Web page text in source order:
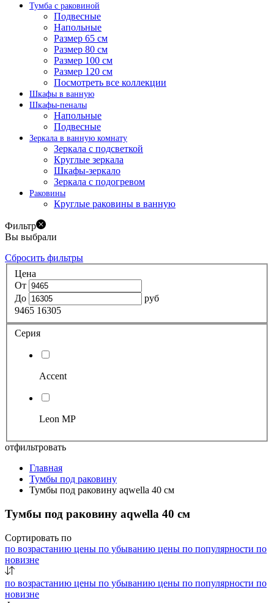
Тумба с раковиной
Подвесные
Напольные
Размер 65 см
Размер 80 см
Размер 100 см
Размер 120 см
Посмотреть все коллекции
Шкафы в ванную
Шкафы-пеналы
Напольные
Подвесные
Зеркала в ванную комнату
Зеркала с подсветкой
Круглые зеркала
Шкафы-зеркало
Зеркала с подогревом
Раковины
Круглые раковины в ванную
Фильтр
Вы выбрали
Сбросить фильтры
Цена
От
До
руб
9465 16305
Серия
Accent
Leon MP
отфильтровать
Главная
Тумбы под раковину
Тумбы под раковину aqwella 40 см
Тумбы под раковину aqwella 40 см
Сортировать по
по возрастанию цены по убыванию цены по популярности по
новизне
по возрастанию цены по убыванию цены по популярности по
новизне